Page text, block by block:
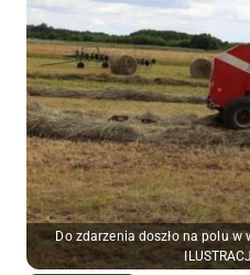
Do zdarzenia doszło na polu